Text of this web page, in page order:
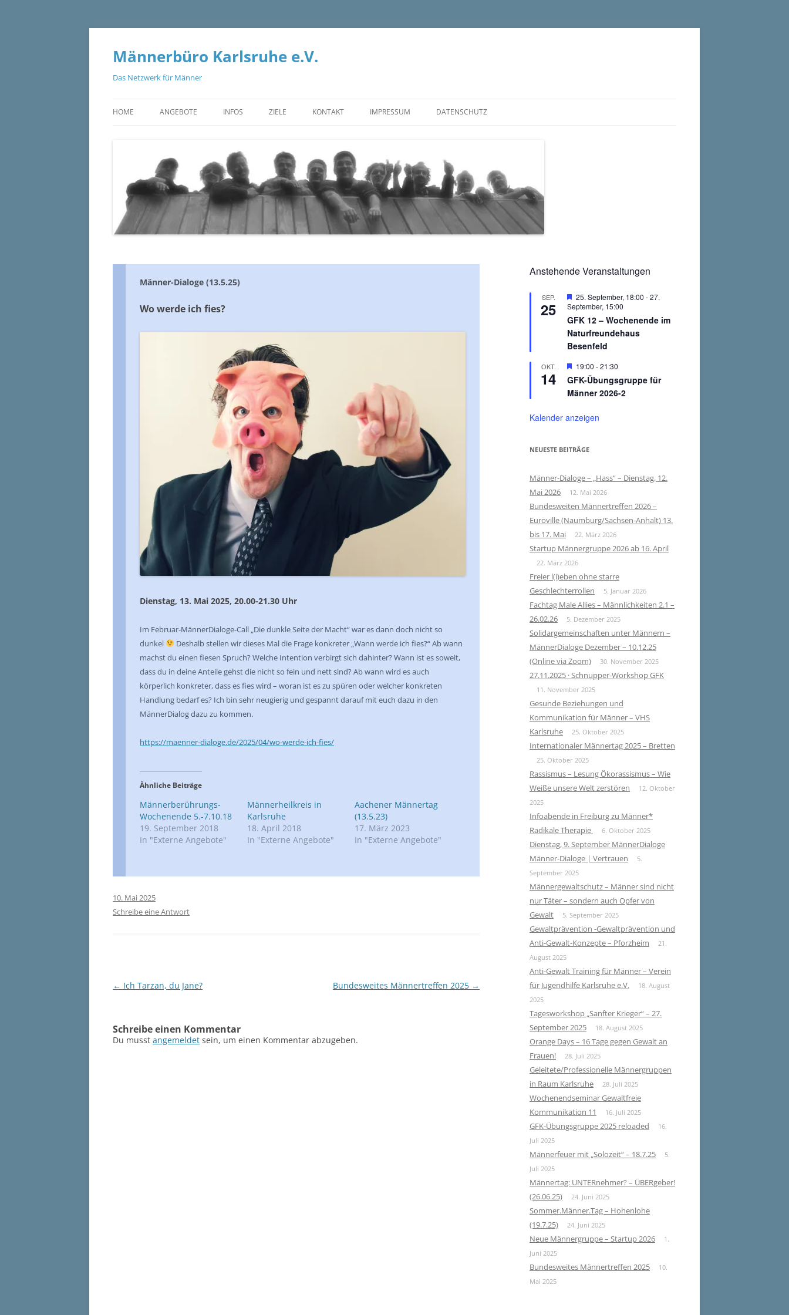
Zum
springen
Männerbüro Karlsruhe e.V.
Das Netzwerk für Männer
HOME ANGEBOTE INFOS ZIELE KONTAKT IMPRESSUM DATENSCHUTZ
Männer-Dialoge (13.5.25)
Wo werde ich fies?
Dienstag, 13. Mai 2025, 20.00-21.30 Uhr
Im Februar-MännerDialoge-Call „Die dunkle Seite der Macht“ war es dann doch nicht so
dunkel
Deshalb stellen wir dieses Mal die Frage konkreter „Wann werde ich fies?“ Ab wann
machst du einen fiesen Spruch? Welche Intention verbirgt sich dahinter? Wann ist es soweit,
dass du in deine Anteile gehst die nicht so fein und nett sind? Ab wann wird es auch
körperlich konkreter, dass es fies wird – woran ist es zu spüren oder welcher konkreten
Handlung bedarf es? Ich bin sehr neugierig und gespannt darauf mit euch dazu in den
MännerDialog dazu zu kommen.
https://maenner-dialoge.de/2025/04/wo-werde-ich-fies/
Ähnliche Beiträge
Männerberührungs-
Wochenende 5.-7.10.18
19. September 2018
In "Externe Angebote"
Männerheilkreis in
Karlsruhe
18. April 2018
In "Externe Angebote"
Aachener Männertag
(13.5.23)
17. März 2023
In "Externe Angebote"
10. Mai 2025
Schreibe eine Antwort
Beitragsnavigation
← Ich Tarzan, du Jane? Bundesweites Männertreffen 2025 →
Schreibe einen Kommentar
Du musst angemeldet sein, um einen Kommentar abzugeben.
Anstehende Veranstaltungen
SEP.
25
Hervorgehoben
25. September, 18:00 -27.
September, 15:00
GFK 12 – Wochenende im
Naturfreundehaus
Besenfeld
OKT.
14
Hervorgehoben
19:00 -21:30
GFK-Übungsgruppe für
Männer 2026-2
Kalender anzeigen
NEUESTE BEITRÄGE
Männer-Dialoge – „Hass“ – Dienstag, 12.
Mai 2026
12. Mai 2026
Bundesweiten Männertreffen 2026 –
Euroville (Naumburg/Sachsen-Anhalt) 13.
bis 17. Mai
22. März 2026
Startup Männergruppe 2026 ab 16. April
22. März 2026
Freier l(i)eben ohne starre
Geschlechterrollen
5. Januar 2026
Fachtag Male Allies – Männlichkeiten 2.1 –
26.02.26
5. Dezember 2025
Solidargemeinschaften unter Männern –
MännerDialoge Dezember – 10.12.25
(Online via Zoom)
30. November 2025
27.11.2025 · Schnupper-Workshop GFK
11. November 2025
Gesunde Beziehungen und
Kommunikation für Männer – VHS
Karlsruhe
25. Oktober 2025
Internationaler Männertag 2025 – Bretten
25. Oktober 2025
Rassismus – Lesung Ökorassismus – Wie
Weiße unsere Welt zerstören
12. Oktober
2025
Infoabende in Freiburg zu Männer*
Radikale Therapie
6. Oktober 2025
Dienstag, 9. September MännerDialoge
Männer-Dialoge | Vertrauen
5.
September 2025
Männergewaltschutz – Männer sind nicht
nur Täter – sondern auch Opfer von
Gewalt
5. September 2025
Gewaltprävention -Gewaltprävention und
Anti-Gewalt-Konzepte – Pforzheim
21.
August 2025
Anti-Gewalt Training für Männer – Verein
für Jugendhilfe Karlsruhe e.V.
18. August
2025
Tagesworkshop „Sanfter Krieger“ – 27.
September 2025
18. August 2025
Orange Days – 16 Tage gegen Gewalt an
Frauen!
28. Juli 2025
Geleitete/Professionelle Männergruppen
in Raum Karlsruhe
28. Juli 2025
Wochenendseminar Gewaltfreie
Kommunikation 11
16. Juli 2025
GFK-Übungsgruppe 2025 reloaded
16.
Juli 2025
Männerfeuer mit „Solozeit“ – 18.7.25
5.
Juli 2025
Männertag: UNTERnehmer? – ÜBERgeber!
(26.06.25)
24. Juni 2025
Sommer.Männer.Tag – Hohenlohe
(19.7.25)
24. Juni 2025
Neue Männergruppe – Startup 2026
1.
Juni 2025
Bundesweites Männertreffen 2025
10.
Mai 2025